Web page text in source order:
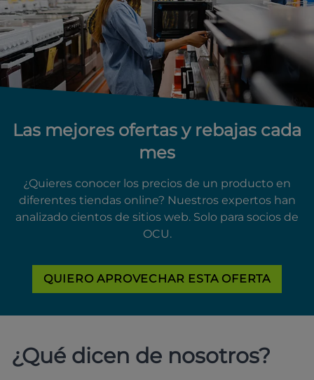
Las mejores ofertas y rebajas cada
mes
¿Quieres conocer los precios de un producto en
diferentes tiendas online? Nuestros expertos han
analizado cientos de sitios web. Solo para socios de
OCU.
QUIERO APROVECHAR ESTA OFERTA
¿Qué dicen de nosotros?